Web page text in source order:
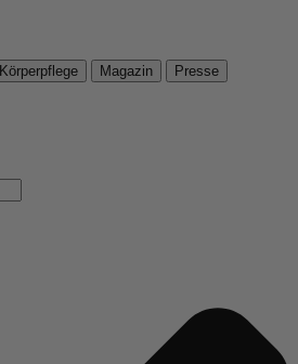
Körperpflege Magazin
Presse